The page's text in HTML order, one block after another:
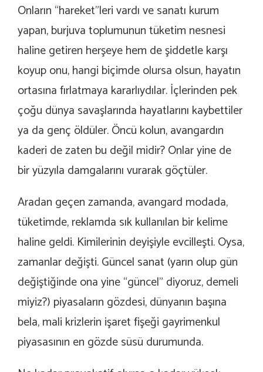
Onların “hareket”leri vardı ve sanatı kurum
yapan, burjuva toplumunun tüketim nesnesi
haline getiren herşeye hem de şiddetle karşı
koyup onu, hangi biçimde olursa olsun, hayatın
ortasına fırlatmaya kararlıydılar. İçlerinden pek
çoğu dünya savaşlarında hayatlarını kaybettiler
ya da genç öldüler. Öncü kolun, avangardın
kaderi de zaten bu değil midir? Onlar yine de
bir yüzyıla damgalarını vurarak göçtüler.
Aradan geçen zamanda, avangard modada,
tüketimde, reklamda sık kullanılan bir kelime
haline geldi. Kimilerinin deyişiyle evcilleşti. Oysa,
zamanlar değişti. Güncel sanat (yarın olup gün
değiştiğinde ona yine “güncel” diyoruz, demeli
miyiz?) piyasaların gözdesi, dünyanın başına
bela, mali krizlerin işaret fişeği gayrimenkul
piyasasının en gözde süsü durumunda.